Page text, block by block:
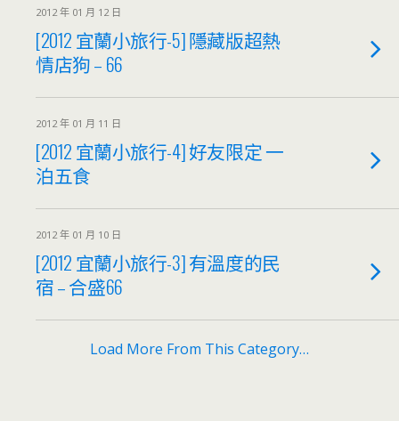
2012 年 01 月 12 日
[2012 宜蘭小旅行-5] 隱藏版超熱
情店狗 – 66
2012 年 01 月 11 日
[2012 宜蘭小旅行-4] 好友限定 一
泊五食
2012 年 01 月 10 日
[2012 宜蘭小旅行-3] 有溫度的民
宿 – 合盛66
Load More From This Category…